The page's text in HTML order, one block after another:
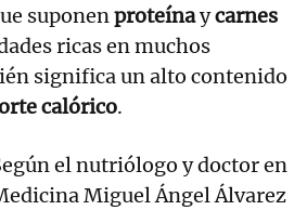
suponenproteínaycarnes
ricas en muchos
significa un alto contenido
calórico.
el nutriólogo y doctor en
Miguel Ángel Álvarez